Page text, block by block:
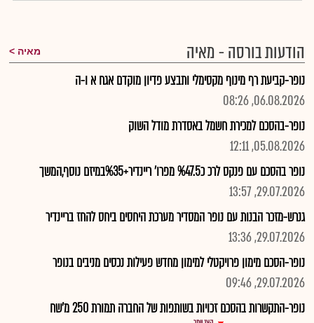
הודעות בורסה - מאיה מאיה
נופר-קביעת רף מינוף מקסימלי ותבצע פדיון מוקדם אגח א ו-ה
06.08.2026, 08:26
נופר-בהסכם למכירת חשמל באסדרת מודל השוק
05.08.2026, 12:11
נופר בהסכם עם פנקס לרכ כ%47.5 מפרו' ריינדיר+%35במיזם נוסף,המשך
29.07.2026, 13:57
גנרש-מזכר הבנות עם נופר המסדיר מערכת היחסים ביחס להחז בריינדיר
29.07.2026, 13:36
נופר-הסכם מימון פרויקטלי למימון מחדש פעילות נכסים מניבים בנופר
29.07.2026, 09:46
נופר-התקשרות בהסכם זכויות בשותפות של החברה תמורת 250 מ'שח